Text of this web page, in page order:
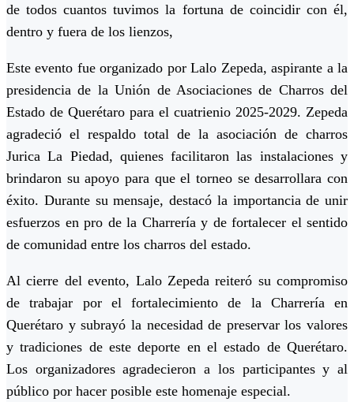
de todos cuantos tuvimos la fortuna de coincidir con él,
dentro y fuera de los lienzos,
Este evento fue organizado por Lalo Zepeda, aspirante a la
presidencia de la Unión de Asociaciones de Charros del
Estado de Querétaro para el cuatrienio 2025-2029. Zepeda
agradeció el respaldo total de la asociación de charros
Jurica La Piedad, quienes facilitaron las instalaciones y
brindaron su apoyo para que el torneo se desarrollara con
éxito. Durante su mensaje, destacó la importancia de unir
esfuerzos en pro de la Charrería y de fortalecer el sentido
de comunidad entre los charros del estado.
Al cierre del evento, Lalo Zepeda reiteró su compromiso
de trabajar por el fortalecimiento de la Charrería en
Querétaro y subrayó la necesidad de preservar los valores
y tradiciones de este deporte en el estado de Querétaro.
Los organizadores agradecieron a los participantes y al
público por hacer posible este homenaje especial.